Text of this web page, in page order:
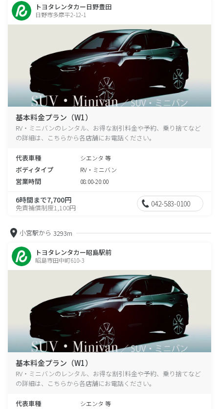
トヨタレンタカー日野豊田
日野市多摩平2-12-1
基本料金プラン（W1）
RV・ミニバンのレンタル、お得な割引料金や予約、乗り捨てなど
の詳細は、こちらから各店舗にお電話ください。
代表車種 シエンタ 等
ボディタイプ RV・ミニバン
営業時間 08:00-20:00
6時間まで7,700円
免責補償制度1,100円 042-583-0100
小宮駅から 3293m
トヨタレンタカー昭島駅前
昭島市田中町610-3
基本料金プラン（W1）
RV・ミニバンのレンタル、お得な割引料金や予約、乗り捨てなど
の詳細は、こちらから各店舗にお電話ください。
代表車種 シエンタ 等